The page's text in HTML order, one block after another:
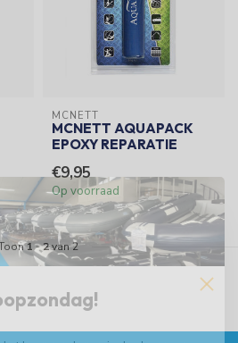
MCNETT
MCNETT AQUAPACK
EPOXY REPARATIE
€9,95
Op voorraad
1-2van 2